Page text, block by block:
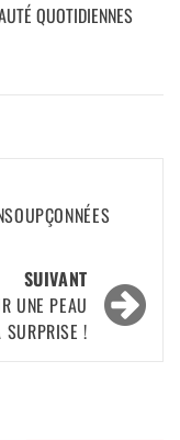
QUOTIDIENNES
SUIVANT
UNE PEAU
SURPRISE !